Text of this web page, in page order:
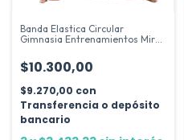
Banda Elastica Circular
Gimnasia Entrenamientos Mir
$10.300,00
$9.270,00 con
Transferencia o depósito
bancario